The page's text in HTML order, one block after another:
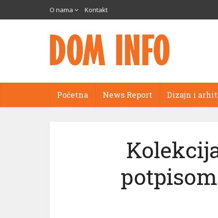
O nama Kontakt
Početna News Report Dizajn i